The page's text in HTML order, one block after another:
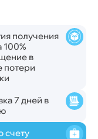
получения
100%
в
потери
7 дней в
счету